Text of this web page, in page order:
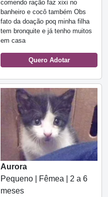
comendo ração faz xixi no
banheiro e cocô também Obs
fato da doação poq minha filha
tem bronquite e já tenho muitos
em casa
Quero Adotar
Aurora
Pequeno | Fêmea | 2 a 6
meses